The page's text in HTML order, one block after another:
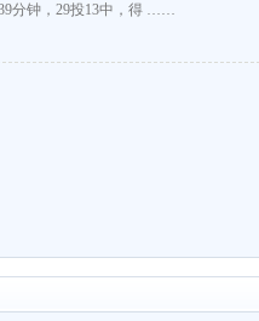
分钟，29投13中，得 ……